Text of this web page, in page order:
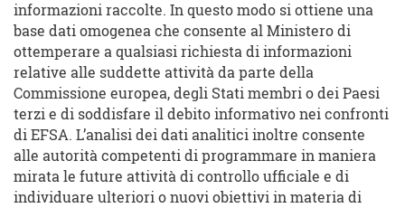
informazioni raccolte. In questo modo si ottiene una
base dati omogenea che consente al Ministero di
ottemperare a qualsiasi richiesta di informazioni
relative alle suddette attività da parte della
Commissione europea, degli Stati membri o dei Paesi
terzi e di soddisfare il debito informativo nei confronti
di EFSA. L’analisi dei dati analitici inoltre consente
alle autorità competenti di programmare in maniera
mirata le future attività di controllo ufficiale e di
individuare ulteriori o nuovi obiettivi in materia di